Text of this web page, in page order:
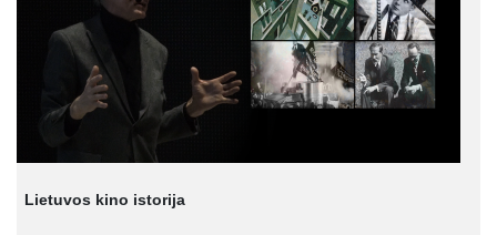
Lietuvos kino istorija